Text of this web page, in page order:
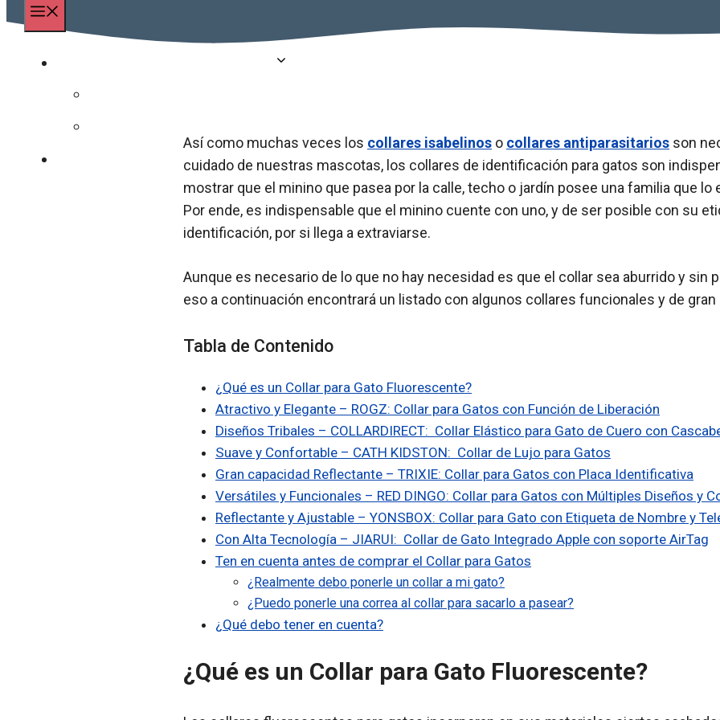
Así como muchas veces los collares isabelinos o collares antiparasitarios son
cuidado de nuestras mascotas, los collares de identificación para gatos son
mostrar que el minino que pasea por la calle, techo o jardín posee una familia que lo
Por ende, es indispensable que el minino cuente con uno, y de ser posible con su
identificación, por si llega a extraviarse.
Aunque es necesario de lo que no hay necesidad es que el collar sea aburrido y sin
eso a continuación encontrará un listado con algunos collares funcionales y de gran
Tabla de Contenido
¿Qué es un Collar para Gato Fluorescente?
Atractivo y Elegante – ROGZ: Collar para Gatos con Función de Liberación
Diseños Tribales – COLLARDIRECT: Collar Elástico para Gato de Cuero con
Suave y Confortable – CATH KIDSTON: Collar de Lujo para Gatos
Gran capacidad Reflectante – TRIXIE: Collar para Gatos con Placa Identificativa
Versátiles y Funcionales – RED DINGO: Collar para Gatos con Múltiples Diseños y
Reflectante y Ajustable – YONSBOX: Collar para Gato con Etiqueta de Nombre y
Con Alta Tecnología – JIARUI: Collar de Gato Integrado Apple con soporte AirTag
Ten en cuenta antes de comprar el Collar para Gatos
¿Realmente debo ponerle un collar a mi gato?
¿Puedo ponerle una correa al collar para sacarlo a pasear?
¿Qué debo tener en cuenta?
¿Qué es un Collar para Gato Fluorescente?